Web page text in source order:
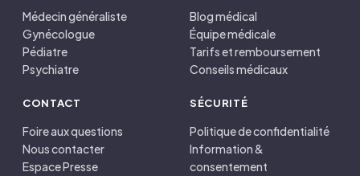
Médecin généraliste
Gynécologue
Pédiatre
Psychiatre
Blog médical
Équipe médicale
Tarifs et remboursement
Conseils médicaux
CONTACT
Foire aux questions
Nous contacter
Espace Presse
SÉCURITÉ
Politique de confidentialité
Information &
consentement